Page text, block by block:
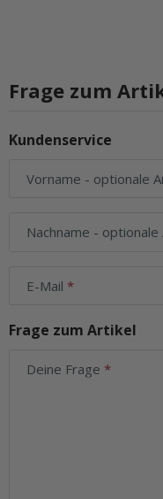
Frage zum
Kundenservice
Vorname - optionale
Nachname - optionale
E-Mail
Frage zum Artikel
Deine Frage